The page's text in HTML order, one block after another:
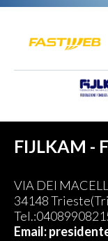
FIJLKAM -
VIA DEI
34148
Email: